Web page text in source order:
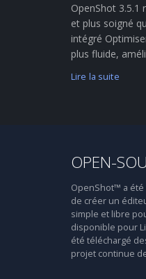
OpenShot 3.5.1
et plus soigné
intégré
plus fluide,
Lire la suite
OPEN-
OpenShot™ a été
de créer un
simple et libre
disponible pour
été téléchargé
projet continue